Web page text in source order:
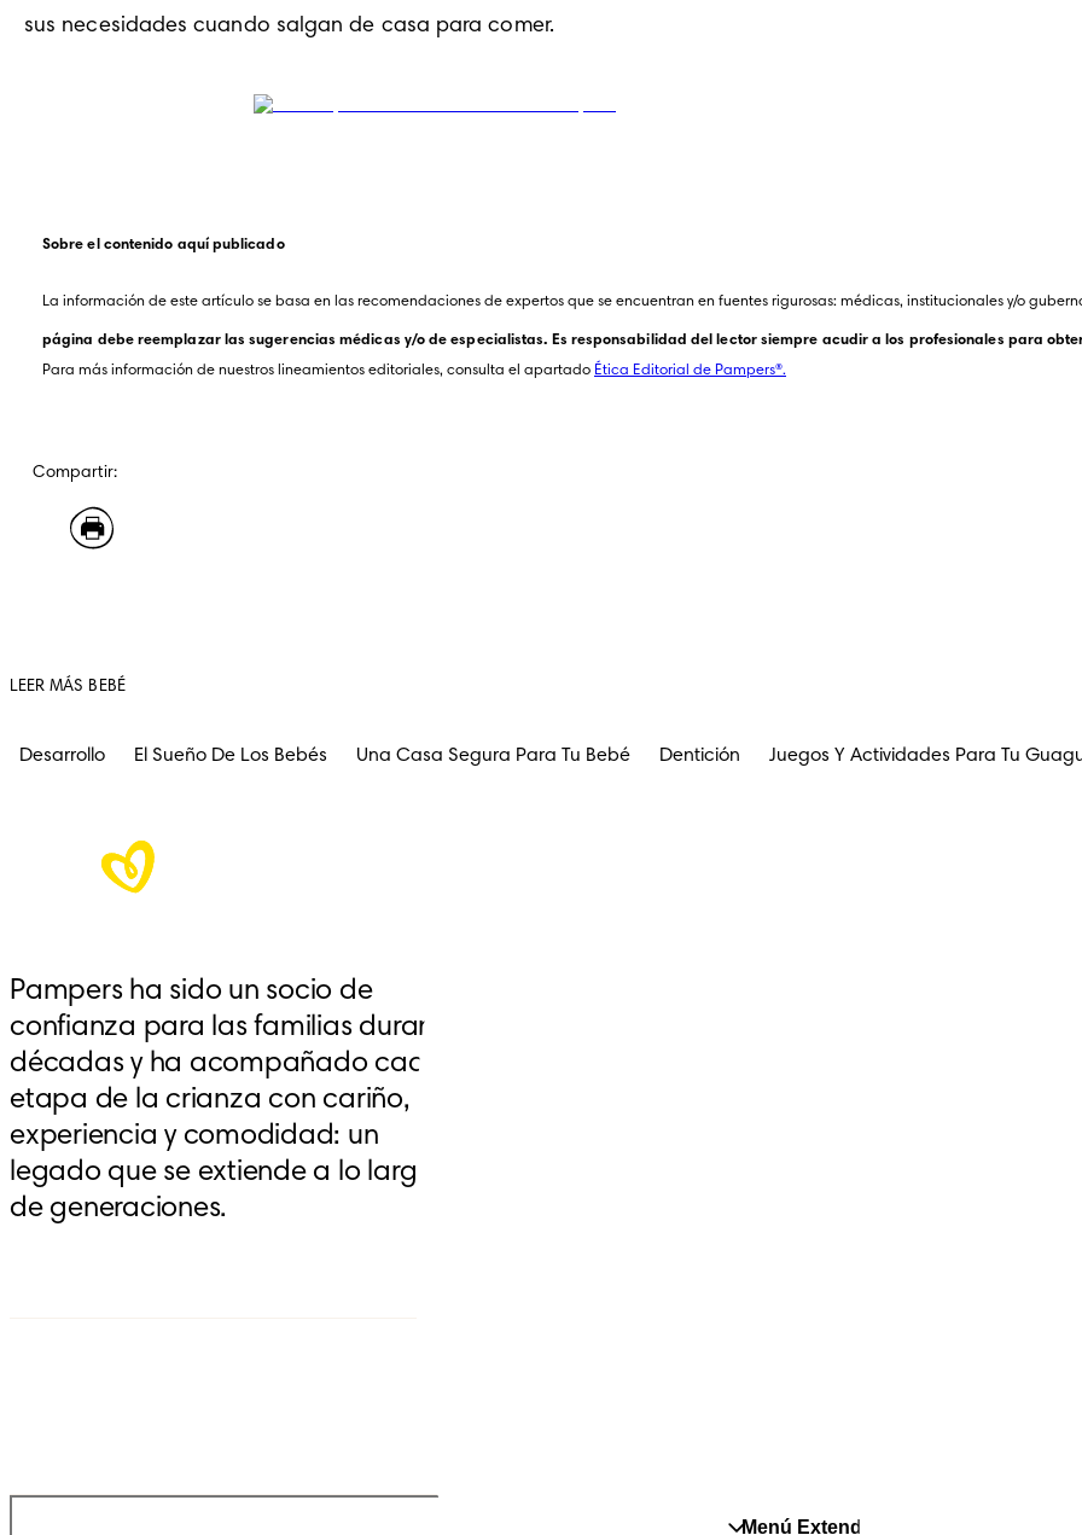
sus necesidades cuando salgan de casa para comer.
Sobre el contenido aquí publicado
La información de este artículo se basa en las recomendaciones de expertos que se encuentran en fuentes rigurosas: médicas, institucionales y/o
página debe reemplazar las sugerencias médicas y/o de especialistas. Es responsabilidad del lector siempre acudir a los profesionales para
Para más información de nuestros lineamientos editoriales, consulta el apartado Ética Editorial de Pampers®.
Compartir:
LEER MÁS BEBÉ
Desarrollo El Sueño De Los Bebés Una Casa Segura Para Tu Bebé Dentición Juegos Y Actividades Para Tu
Pampers ha sido un socio de
confianza para las familias durante
décadas y ha acompañado cada
etapa de la crianza con cariño,
experiencia y comodidad: un
legado que se extiende a lo largo
de generaciones.
Menú Extendido